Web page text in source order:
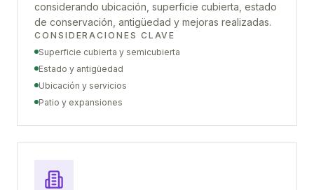
considerando ubicación, superficie cubierta, estado
de conservación, antigüedad y mejoras realizadas.
CONSIDERACIONES CLAVE
Superficie cubierta y semicubierta
Estado y antigüedad
Ubicación y servicios
Patio y expansiones